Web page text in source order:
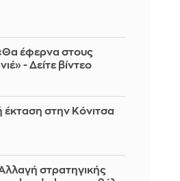
έφερνα στους
- Δείτε βίντεο
έκταση στην Κόνιτσα
στρατηγικής